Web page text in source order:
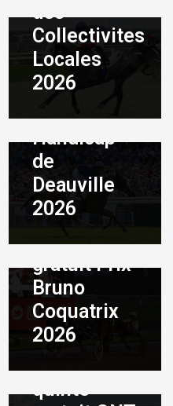
des
Collectivites
Locales
2026
Août 7, 2026 | By
ADMIN
Pronostic
quinté
gratuit
Handicap
de
Deauville
2026
Août 5, 2026
By
ADMIN
Pronostic
quinté
gratuit Prix
Bruno
Coquatrix
2026
Août 3, 2026
ADMIN
Pronostic
quinté